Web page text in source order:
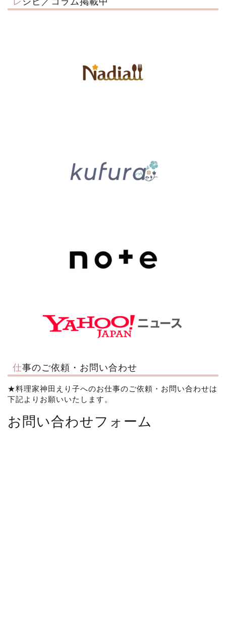
仕事のご依頼・お問い合わせ
★料理家神田えり子へのお仕事のご依頼・お問い合わせは
下記よりお願いいたします。
お問い合わせフォーム